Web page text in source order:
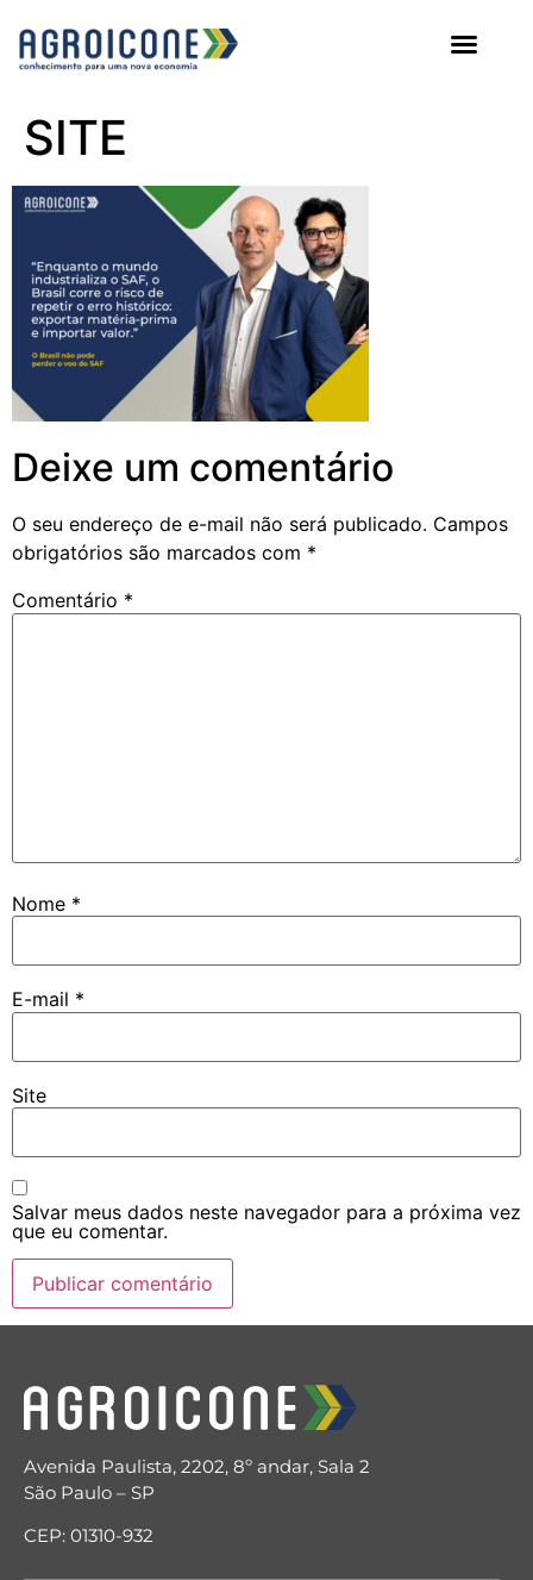
SITE
Deixe um comentário
O seu endereço de e-mail não será publicado. Campos
obrigatórios são marcados com *
Comentário *
Nome *
E-mail *
Site
Salvar meus dados neste navegador para a próxima vez
que eu comentar.
Avenida Paulista, 2202, 8º andar, Sala 2
São Paulo – SP
CEP: 01310-932